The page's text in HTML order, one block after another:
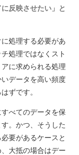
反映させたい」と
処理する必要があ
処理ではなくスト
に求められる処理
データを高い頻度
ずです。
べてのデータを保
。かつ、そうした
要があるケースと
大抵の場合はデー